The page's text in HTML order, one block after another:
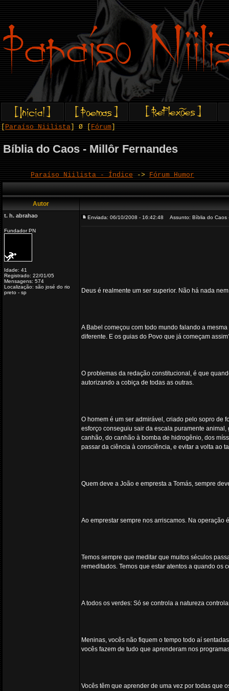
Paraíso Niilista ] Ø [ Fórum
Bíblia do Caos - Millôr Fernandes
Paraíso Niilista - Índice -> Fórum Humor
Autor
t. h. abrahao
Fundador PN
Idade: 41
Registrado: 22/01/05
Mensagens: 574
Localização: são josé do rio
preto - sp
Enviada: 06/10/2008 - 16:42:48 Assunto: Bíblia do Caos
Deus é realmente um ser superior. Não há nada
A Babel começou com todo mundo falando a
diferente. E os guias do Povo que já começam
O problemas da redação constitucional, é que
autorizando a cobiça de todas as outras.
O homem é um ser admirável, criado pelo sopro de
esforço conseguiu sair da escala puramente
canhão, do canhão à bomba de hidrogênio, dos
passar da ciência à consciência, e evitar a volta ao
Quem deve a João e empresta a Tomás, sempre
Ao emprestar sempre nos arriscamos. Na operação
Temos sempre que meditar que muitos séculos
remeditados. Temos que estar atentos a quando os
A todos os verdes: Só se controla a natureza
Meninas, vocês não fiquem o tempo todo aí
vocês fazem de tudo que aprenderam nos
Vocês têm que aprender de uma vez por todas que